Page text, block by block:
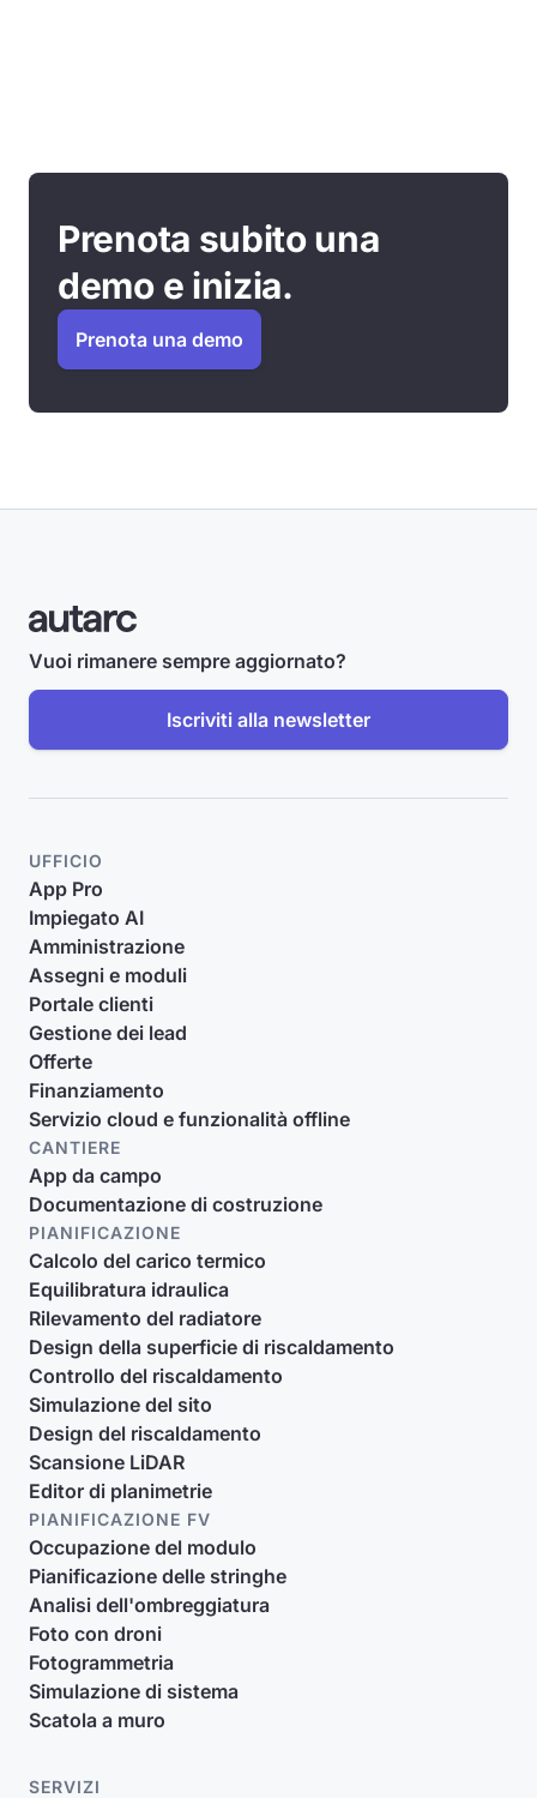
Prenota subito una
demo e inizia.
Prenota una demo
Vuoi rimanere sempre aggiornato?
Iscriviti alla newsletter
UFFICIO
App Pro
Impiegato AI
Amministrazione
Assegni e moduli
Portale clienti
Gestione dei lead
Offerte
Finanziamento
Servizio cloud e funzionalità offline
CANTIERE
App da campo
Documentazione di costruzione
PIANIFICAZIONE
Calcolo del carico termico
Equilibratura idraulica
Rilevamento del radiatore
Design della superficie di riscaldamento
Controllo del riscaldamento
Simulazione del sito
Design del riscaldamento
Scansione LiDAR
Editor di planimetrie
PIANIFICAZIONE FV
Occupazione del modulo
Pianificazione delle stringhe
Analisi dell'ombreggiatura
Foto con droni
Fotogrammetria
Simulazione di sistema
Scatola a muro
SERVIZI